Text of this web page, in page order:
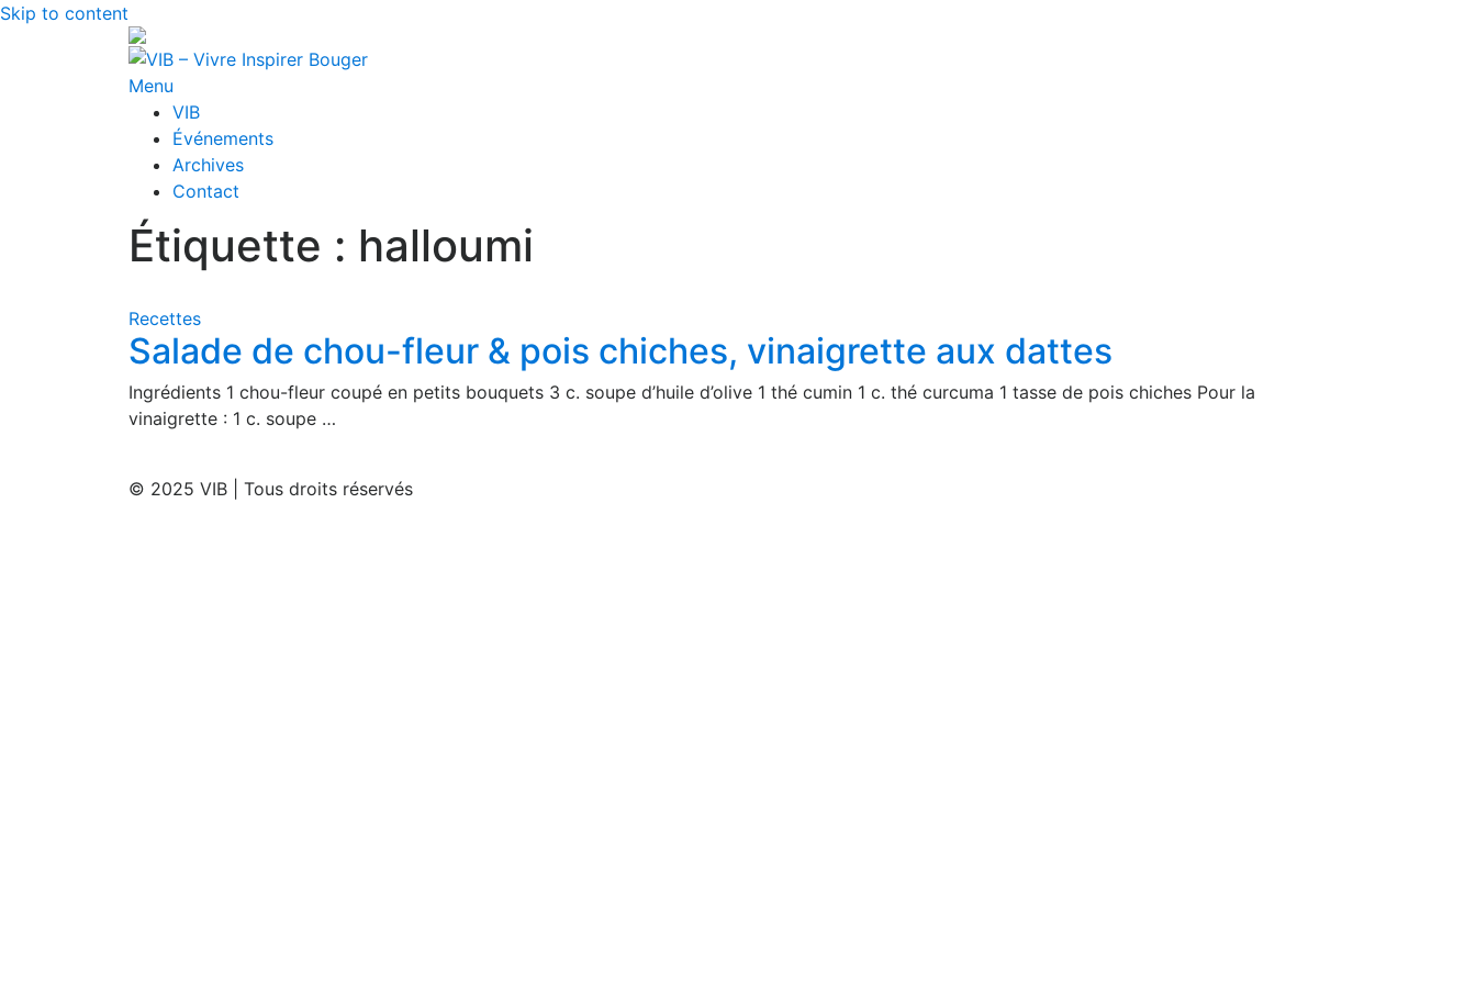
Skip to content
Menu
VIB
Événements
Archives
Contact
Étiquette : halloumi
Recettes
Salade de chou-fleur & pois chiches, vinaigrette aux dattes
Ingrédients 1 chou-fleur coupé en petits bouquets 3 c. soupe d’huile d’olive 1 thé cumin 1 c. thé curcuma 1 tasse de pois chiches Pour la
vinaigrette : 1 c. soupe …
© 2025 VIB | Tous droits réservés